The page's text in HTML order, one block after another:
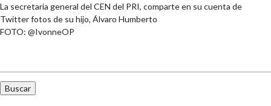
La secretaria general del CEN del PRI, comparte en su cuenta de
Twitter fotos de su hijo, Álvaro Humberto
FOTO: @IvonneOP